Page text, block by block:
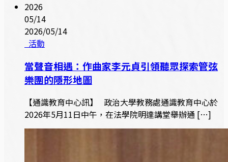
2026
05/14
2026/05/14
活動
當聲音相遇：作曲家李元貞引領聽眾探索管弦
樂團的隱形地圖
【通識教育中心訊】 政治大學教務處通識教育中心於
2026年5月11日中午，在法學院明達講堂舉辦通 […]